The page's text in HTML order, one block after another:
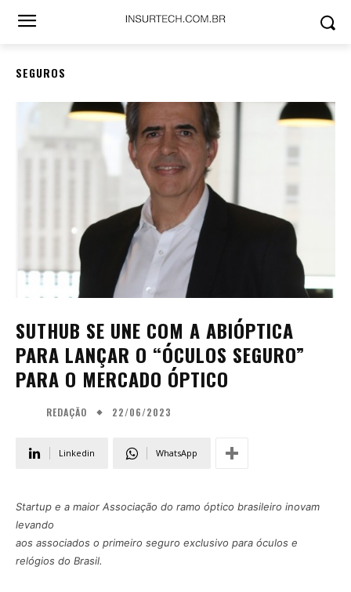
SEGUROS
SUTHUB SE UNE COM A ABIÓPTICA
PARA LANÇAR O “ÓCULOS SEGURO”
PARA O MERCADO ÓPTICO
REDAÇÃO 22/06/2023
Linkedin WhatsApp
Startup e a maior Associação do ramo óptico brasileiro inovam
levando
aos associados o primeiro seguro exclusivo para óculos e
relógios do Brasil.